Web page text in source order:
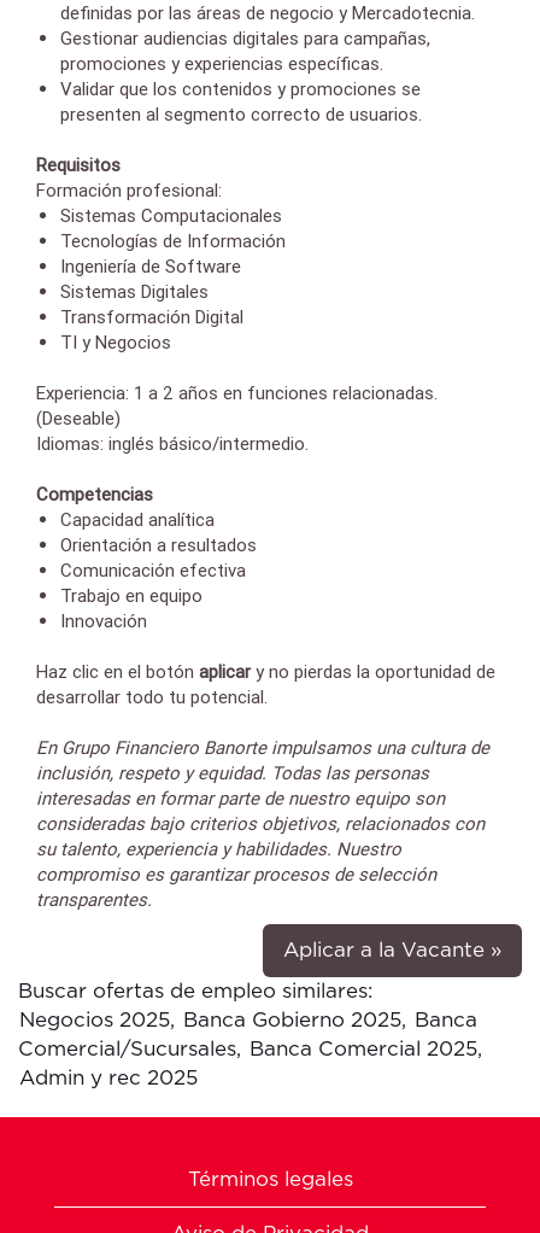
definidas por las áreas de negocio y Mercadotecnia.
Gestionar audiencias digitales para campañas,
promociones y experiencias específicas.
Validar que los contenidos y promociones se
presenten al segmento correcto de usuarios.
Requisitos
Formación profesional:
Sistemas Computacionales
Tecnologías de Información
Ingeniería de Software
Sistemas Digitales
Transformación Digital
TI y Negocios
Experiencia: 1 a 2 años en funciones relacionadas.
(Deseable)
Idiomas: inglés básico/intermedio.
Competencias
Capacidad analítica
Orientación a resultados
Comunicación efectiva
Trabajo en equipo
Innovación
Haz clic en el botón aplicary no pierdas la oportunidad de
desarrollar todo tu potencial.
En Grupo Financiero Banorte impulsamos una cultura de
inclusión, respeto y equidad. Todas las personas
interesadas en formar parte de nuestro equipo son
consideradas bajo criterios objetivos, relacionados con
su talento, experiencia y habilidades. Nuestro
compromiso es garantizar procesos de selección
transparentes.
Aplicar a la Vacante »
Buscar ofertas de empleo similares:
Negocios 2025,
Banca Gobierno 2025,
Banca
Comercial/Sucursales,
Banca Comercial 2025,
Admin y rec 2025
Términos legales